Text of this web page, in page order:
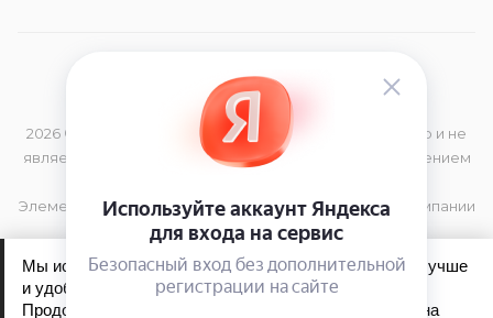
2026 © Данный сайт носит информационный характер и не
является публичной офертой, определяемой положением
Элементы дизайна и торговая марка принадлежат компании
TIGi
Мы используем файлы cookie, чтобы сайт работал лучше
и удобнее для вас.
Продолжая пользоваться сайтом, вы соглашаетесь на